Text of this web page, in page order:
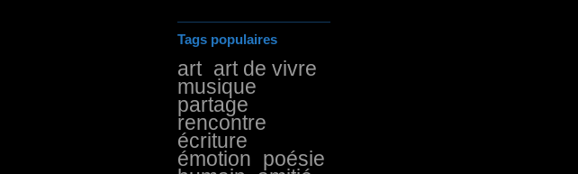
Tags populaires
art art de vivre
musique
partage
rencontre
écriture
émotion poésie